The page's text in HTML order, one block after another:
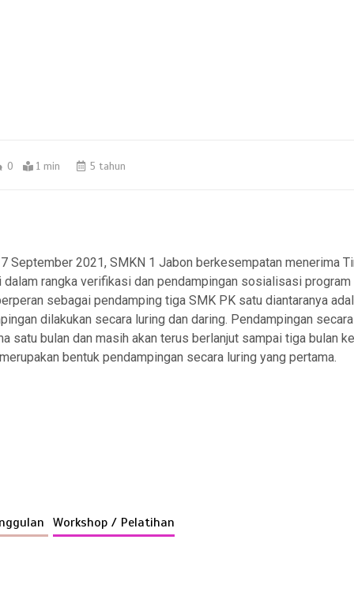
0 1 min 5 tahun
2021, SMKN 1 Jabon berkesempatan menerima
dalam rangka verifikasi dan pendampingan sosialisasi program
sebagai pendamping tiga SMK PK satu diantaranya
dilakukan secara luring dan daring. Pendampingan
satu bulan dan masih akan terus berlanjut sampai tiga bulan
bentuk pendampingan secara luring yang pertama.
Workshop / Pelatihan